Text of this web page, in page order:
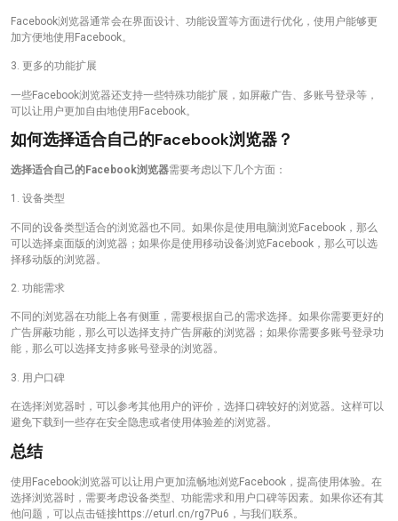
Facebook浏览器通常会在界面设计、功能设置等方面进行优化，使用户能够更
加方便地使用Facebook。
3. 更多的功能扩展
一些Facebook浏览器还支持一些特殊功能扩展，如屏蔽广告、多账号登录等，
可以让用户更加自由地使用Facebook。
如何选择适合自己的Facebook浏览器？
选择适合自己的Facebook浏览器需要考虑以下几个方面：
1. 设备类型
不同的设备类型适合的浏览器也不同。如果你是使用电脑浏览Facebook，那么
可以选择桌面版的浏览器；如果你是使用移动设备浏览Facebook，那么可以选
择移动版的浏览器。
2. 功能需求
不同的浏览器在功能上各有侧重，需要根据自己的需求选择。如果你需要更好的
广告屏蔽功能，那么可以选择支持广告屏蔽的浏览器；如果你需要多账号登录功
能，那么可以选择支持多账号登录的浏览器。
3. 用户口碑
在选择浏览器时，可以参考其他用户的评价，选择口碑较好的浏览器。这样可以
避免下载到一些存在安全隐患或者使用体验差的浏览器。
总结
使用Facebook浏览器可以让用户更加流畅地浏览Facebook，提高使用体验。在
选择浏览器时，需要考虑设备类型、功能需求和用户口碑等因素。如果你还有其
他问题，可以点击链接https://eturl.cn/rg7Pu6，与我们联系。